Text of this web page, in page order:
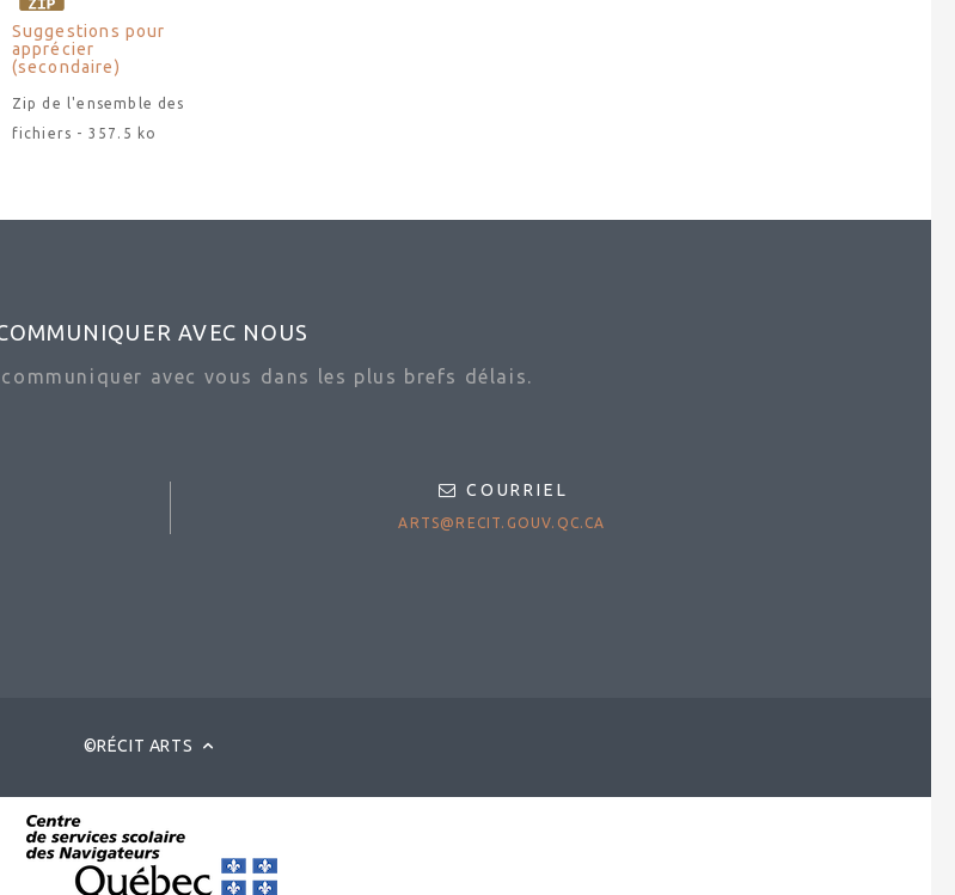
Suggestions pour
apprécier
(secondaire)
Zip de l'ensemble des
fichiers - 357.5 ko
AVEC NOUS
avec vous dans les plus brefs délais.
COURRIEL
ARTS@RECIT.GOUV.QC.CA
©RÉCIT ARTS